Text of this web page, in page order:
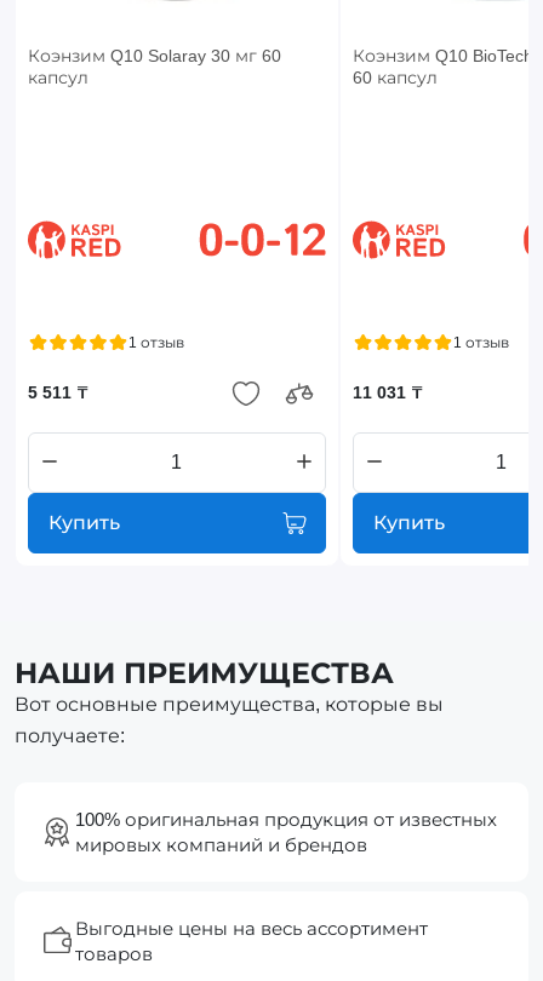
Коэнзим Q10 Solaray 30 мг 60
капсул
1 отзыв
5 511 ₸
Купить
Коэнзим Q10 BioTech
60 капсул
1 отзыв
11 031 ₸
Купить
НАШИ ПРЕИМУЩЕСТВА
Вот основные преимущества, которые вы
получаете:
100% оригинальная продукция от известных
мировых компаний и брендов
Выгодные цены на весь ассортимент
товаров